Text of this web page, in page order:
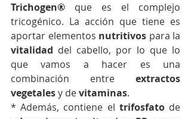
Trichogen® que es el complejo
tricogénico. La acción que tiene es
aportar elementos nutritivos
vitalidad del cabello, por lo que lo
que vamos a hacer es una
combinación entre extractos
vegetales y de vitaminas.
* Además, contiene el trifosfato